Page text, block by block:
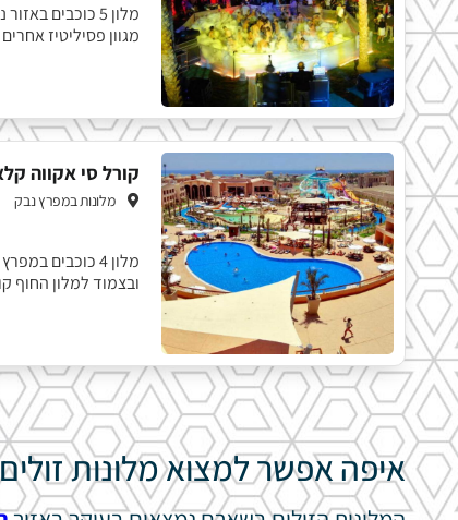
מלון 5 כוכבים
מגוון פסיליטיז אחרים
קורל סי אקווה
מלונות במפרץ נבק
מלון 4
ובצמוד למלון החוף
איפה אפשר למצוא מלונות